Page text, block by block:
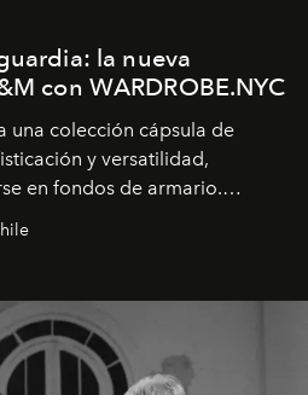
la nueva
con WARDROBE.NYC
una colección cápsula de
y versatilidad,
en fondos de armario.
el 6 de agosto.